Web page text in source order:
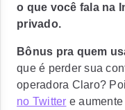
o que você fala na
privado.
Bônus pra quem
que é perder sua
operadora Claro?
no Twitter e